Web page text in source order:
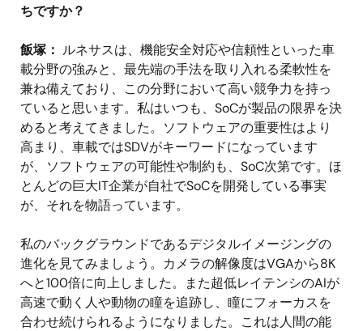
ちですか？
飯塚： ルネサスは、機能安全対応や信頼性といった車
載分野の強みと、最先端の手法を取り入れる柔軟性を
兼ね備えており、この分野において高い競争力を持っ
ていると思います。私はいつも、SoCが製品の限界を決
めると考えてきました。ソフトウェアの重要性はより
高まり、車載ではSDVがキーワードになっています
が、ソフトウェアの可能性や制約も、SoC次第です。ほ
とんどの巨大IT企業が自社でSoCを開発している事実
が、それを物語っています。
私のバックグラウンドであるデジタルイメージングの
進化を見てみましょう。カメラの解像度はVGAから8K
へと100倍に向上しました。また超低レイテンシのAIが
高速で動く人や動物の瞳を追跡し、瞳にフォーカスを
合わせ続けられるようになりました。これは人間の能